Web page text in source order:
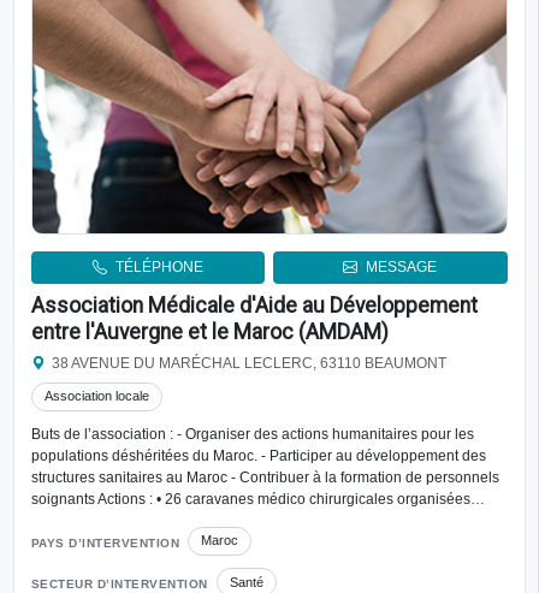
TÉLÉPHONE MESSAGE
Association Médicale d'Aide au Développement
entre l'Auvergne et le Maroc (AMDAM)
38 AVENUE DU MARÉCHAL LECLERC, 63110 BEAUMONT
Association locale
Buts de l’association : - Organiser des actions humanitaires pour les
populations déshéritées du Maroc. - Participer au développement des
structures sanitaires au Maroc - Contribuer à la formation de personnels
soignants Actions : • 26 caravanes médico chirurgicales organisées…
PAYS D’INTERVENTION Maroc
SECTEUR D’INTERVENTION Santé